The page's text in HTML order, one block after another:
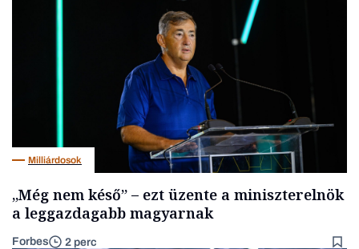
Milliárdosok
„Még nem késő” – ezt üzente a miniszterelnök
a leggazdagabb magyarnak
Forbes 2 perc